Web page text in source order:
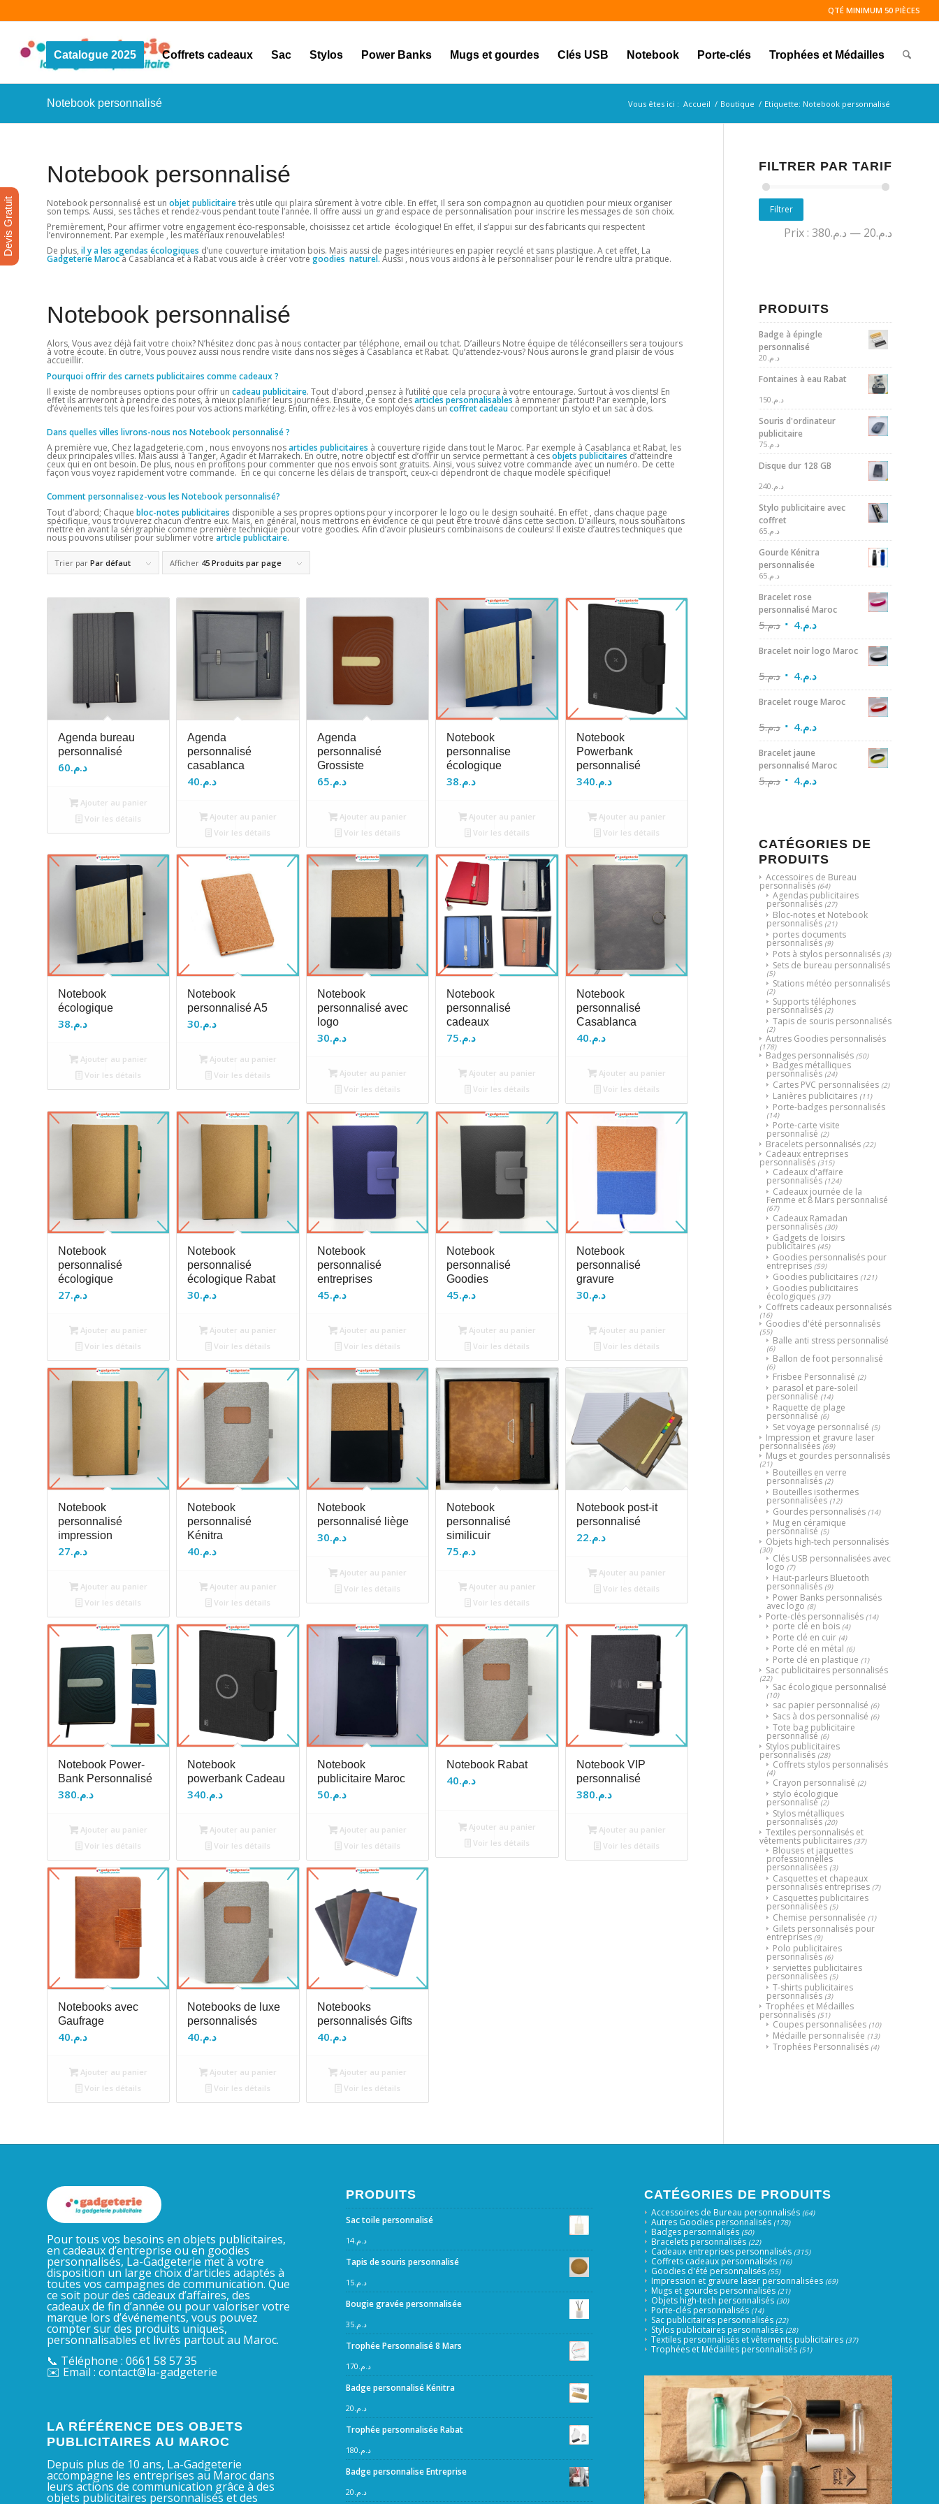
QTÉ MINIMUM 50 PIÈCES
Catalogue 2025 Coffrets cadeaux Sac Stylos Power Banks Mugs et gourdes Clés USB Notebook Porte-clés Trophées et Médailles
Notebook personnalisé Vous êtes ici : Accueil / Boutique / Etiquette: Notebook personnalisé
Notebook personnalisé
Notebook personnalisé est un objet publicitairetrès utile qui plaira sûrement à votre cible. En effet, Il sera son compagnon au quotidien pour mieux organiser
son temps. Aussi, ses tâches et rendez-vous pendant toute l’année. Il offre aussi un grand espace de personnalisation pour inscrire les messages de son choix.
Premièrement, Pour affirmer votre engagement éco-responsable, choisissez cet article écologique! En effet, il s’appui sur des fabricants qui respectent
l’environnement. Par exemple , les matériaux renouvelables!
De plus, il y a les agendas écologiques d’une couverture imitation bois. Mais aussi de pages intérieures en papier recyclé et sans plastique. A cet effet, La
Gadgeterie Marocà Casablanca et à Rabat vous aide à créer votre goodies naturel. Aussi , nous vous aidons à le personnaliser pour le rendre ultra pratique.
Notebook personnalisé
Alors, Vous avez déjà fait votre choix? N’hésitez donc pas à nous contacter par téléphone, email ou tchat. D’ailleurs Notre équipe de téléconseillers sera toujours
à votre écoute. En outre, Vous pouvez aussi nous rendre visite dans nos sièges à Casablanca et Rabat. Qu’attendez-vous? Nous aurons le grand plaisir de vous
accueillir.
Pourquoi offrir des carnets publicitaires comme cadeaux ?
Il existe de nombreuses options pour offrir un cadeau publicitaire. Tout d’abord ,pensez à l’utilité que cela procura à votre entourage. Surtout à vos clients! En
effet ils arriveront à prendre des notes, à mieux planifier leurs journées. Ensuite, Ce sont desarticles personnalisables à emmener partout! Par exemple, lors
d’évènements tels que les foires pour vos actions markéting. Enfin, offrez-les à vos employés dans uncoffret cadeau comportant un stylo et un sac à dos.
Dans quelles villes livrons-nous nos Notebook personnalisé?
A première vue, Chez lagadgeterie.com , nous envoyons nosarticles publicitaires à couverture rigide dans tout le Maroc. Par exemple à Casablanca et Rabat, les
deux principales villes. Mais aussi à Tanger, Agadir et Marrakech. En outre, notre objectif est d’offrir un service permettant à cesobjets publicitaires d’atteindre
ceux qui en ont besoin. De plus, nous en profitons pour commenter que nos envois sont gratuits. Ainsi, vous suivez votre commande avec un numéro. De cette
façon vous voyez rapidement votre commande. En ce qui concerne les délais de transport, ceux-ci dépendront de chaque modèle spécifique!
Comment personnalisez-vous les Notebook personnalisé?
Tout d’abord; Chaque bloc-notes publicitaires disponible a ses propres options pour y incorporer le logo ou le design souhaité. En effet , dans chaque page
spécifique, vous trouverez chacun d’entre eux. Mais, en général, nous mettrons en évidence ce qui peut être trouvé dans cette section. D’ailleurs, nous souhaitons
mettre en avant la sérigraphie comme première technique pour votre goodies. Afin d’avoir plusieurs combinaisons de couleurs! Il existe d’autres techniques que
nous pouvons utiliser pour sublimer votre article publicitaire.
Trier par Par défaut Afficher 45 Produits par page
Agenda bureau
personnalisé
د.م.60
Ajouter au panier
Voir les détails
Agenda
personnalisé
casablanca
د.م.40
Ajouter au panier
Voir les détails
Agenda
personnalisé
Grossiste
د.م.65
Ajouter au panier
Voir les détails
Notebook
personnalise
écologique
د.م.38
Ajouter au panier
Voir les détails
Notebook
Powerbank
personnalisé
د.م.340
Ajouter au panier
Voir les détails
Notebook
écologique
د.م.38
Ajouter au panier
Voir les détails
Notebook
personnalisé A5
د.م.30
Ajouter au panier
Voir les détails
Notebook
personnalisé avec
logo
د.م.30
Ajouter au panier
Voir les détails
Notebook
personnalisé
cadeaux
د.م.75
Ajouter au panier
Voir les détails
Notebook
personnalisé
Casablanca
د.م.40
Ajouter au panier
Voir les détails
Notebook
personnalisé
écologique
د.م.27
Ajouter au panier
Voir les détails
Notebook
personnalisé
écologique Rabat
د.م.30
Ajouter au panier
Voir les détails
Notebook
personnalisé
entreprises
د.م.45
Ajouter au panier
Voir les détails
Notebook
personnalisé
Goodies
د.م.45
Ajouter au panier
Voir les détails
Notebook
personnalisé
gravure
د.م.30
Ajouter au panier
Voir les détails
Notebook
personnalisé
impression
د.م.27
Ajouter au panier
Voir les détails
Notebook
personnalisé
Kénitra
د.م.40
Ajouter au panier
Voir les détails
Notebook
personnalisé liège
د.م.30
Ajouter au panier
Voir les détails
Notebook
personnalisé
similicuir
د.م.75
Ajouter au panier
Voir les détails
Notebook post-it
personnalisé
د.م.22
Ajouter au panier
Voir les détails
Notebook Power-
Bank Personnalisé
د.م.380
Ajouter au panier
Voir les détails
Notebook
powerbank Cadeau
د.م.340
Ajouter au panier
Voir les détails
Notebook
publicitaire Maroc
د.م.50
Ajouter au panier
Voir les détails
Notebook Rabat
د.م.40
Ajouter au panier
Voir les détails
Notebook VIP
personnalisé
د.م.380
Ajouter au panier
Voir les détails
Notebooks avec
Gaufrage
د.م.40
Ajouter au panier
Voir les détails
Notebooks de luxe
personnalisés
د.م.40
Ajouter au panier
Voir les détails
Notebooks
personnalisés Gifts
د.م.40
Ajouter au panier
Voir les détails
FILTRER PAR TARIF
Filtrer
Prix : د.م.20 — د.م.380
PRODUITS
Badge à épingle
personnalisé
د.م. 20
Fontaines à eau Rabat
د.م. 150
Souris d'ordinateur
publicitaire
د.م. 75
Disque dur 128 GB
د.م. 240
Stylo publicitaire avec
coffret
د.م. 65
Gourde Kénitra
personnalisée
د.م. 65
Bracelet rose
personnalisé Maroc
د.م.5 د.م.4
Bracelet noir logo Maroc
د.م.5 د.م.4
Bracelet rouge Maroc
د.م.5 د.م.4
Bracelet jaune
personnalisé Maroc
د.م.5 د.م.4
CATÉGORIES DE
PRODUITS
Accessoires de Bureau
personnalisés (64)
Agendas publicitaires
personnalisés (27)
Bloc-notes et Notebook
personnalisés (21)
portes documents
personnalisés (9)
Pots à stylos personnalisés (3)
Sets de bureau personnalisés
(5)
Stations météo personnalisés
(2)
Supports téléphones
personnalisés (2)
Tapis de souris personnalisés
(2)
Autres Goodies personnalisés
(178)
Badges personnalisés (50)
Badges métalliques
personnalisés (24)
Cartes PVC personnalisées (2)
Lanières publicitaires (11)
Porte-badges personnalisés
(14)
Porte-carte visite
personnalisé (2)
Bracelets personnalisés (22)
Cadeaux entreprises
personnalisés (315)
Cadeaux d'affaire
personnalisés (124)
Cadeaux journée de la
Femme et 8 Mars personnalisé
(67)
Cadeaux Ramadan
personnalisés (30)
Gadgets de loisirs
publicitaires (45)
Goodies personnalisés pour
entreprises (59)
Goodies publicitaires (121)
Goodies publicitaires
écologiques (37)
Coffrets cadeaux personnalisés
(16)
Goodies d'été personnalisés
(55)
Balle anti stress personnalisé
(6)
Ballon de foot personnalisé
(6)
Frisbee Personnalisé (2)
parasol et pare-soleil
personnalisé (14)
Raquette de plage
personnalisé (6)
Set voyage personnalisé (5)
Impression et gravure laser
personnalisées (69)
Mugs et gourdes personnalisés
(21)
Bouteilles en verre
personnalisés (2)
Bouteilles isothermes
personnalisées (12)
Gourdes personnalisés (14)
Mug en céramique
personnalisé (5)
Objets high-tech personnalisés
(30)
Clés USB personnalisées avec
logo (7)
Haut-parleurs Bluetooth
personnalisés (9)
Power Banks personnalisés
avec logo (8)
Porte-clés personnalisés (14)
porte clé en bois (4)
Porte clé en cuir (4)
Porte clé en métal (6)
Porte clé en plastique (1)
Sac publicitaires personnalisés
(22)
Sac écologique personnalisé
(10)
sac papier personnalisé (6)
Sacs à dos personnalisé (6)
Tote bag publicitaire
personnalisé (6)
Stylos publicitaires
personnalisés (28)
Coffrets stylos personnalisés
(4)
Crayon personnalisé (2)
stylo écologique
personnalisé (2)
Stylos métalliques
personnalisés (20)
Textiles personnalisés et
vêtements publicitaires (37)
Blouses et jaquettes
professionnelles
personnalisées (3)
Casquettes et chapeaux
personnalisés entreprises (7)
Casquettes publicitaires
personnalisées (5)
Chemise personnalisée (1)
Gilets personnalisés pour
entreprises (9)
Polo publicitaires
personnalisés (6)
serviettes publicitaires
personnalisées (5)
T-shirts publicitaires
personnalisés (3)
Trophées et Médailles
personnalisés (51)
Coupes personnalisées (10)
Médaille personnalisée (13)
Trophées Personnalisés (4)
Pour tous vos besoins en objets publicitaires,
en cadeaux d’entreprise ou en goodies
personnalisés, La-Gadgeterie met à votre
disposition un large choix d’articles adaptés à
toutes vos campagnes de communication. Que
ce soit pour des cadeaux d’affaires, des
cadeaux de fin d’année ou pour valoriser votre
marque lors d’événements, vous pouvez
compter sur des produits uniques,
personnalisables et livrés partout au Maroc.
📞 Téléphone : 0661 58 57 35
✉️ Email : contact@la-gadgeterie
LA RÉFÉRENCE DES OBJETS
PUBLICITAIRES AU MAROC
Depuis plus de 10 ans, La-Gadgeterie
accompagne les entreprises au Maroc dans
leurs actions de communication grâce à des
objets publicitaires personnalisés et des
PRODUITS
Sac toile personnalisé
د.م.14
Tapis de souris personnalisé
د.م.15
Bougie gravée personnalisée
د.م.35
Trophée Personnalisé 8 Mars
د.م.170
Badge personnalisé Kénitra
د.م.20
Trophée personnalisée Rabat
د.م.180
Badge personnalise Entreprise
د.م.20
CATÉGORIES DE PRODUITS
Accessoires de Bureau personnalisés (64)
Autres Goodies personnalisés (178)
Badges personnalisés (50)
Bracelets personnalisés (22)
Cadeaux entreprises personnalisés (315)
Coffrets cadeaux personnalisés (16)
Goodies d'été personnalisés (55)
Impression et gravure laser personnalisées (69)
Mugs et gourdes personnalisés (21)
Objets high-tech personnalisés (30)
Porte-clés personnalisés (14)
Sac publicitaires personnalisés (22)
Stylos publicitaires personnalisés (28)
Textiles personnalisés et vêtements publicitaires (37)
Trophées et Médailles personnalisés (51)
Devis Gratuit